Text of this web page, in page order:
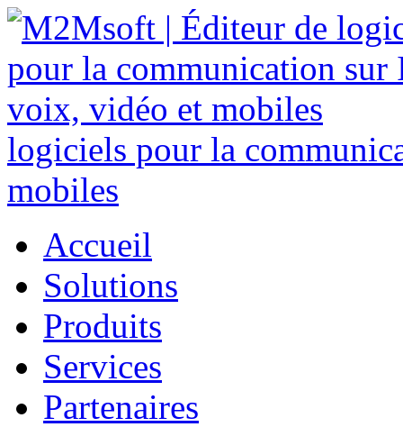
logiciels pour la
mobiles
Accueil
Solutions
Produits
Services
Partenaires